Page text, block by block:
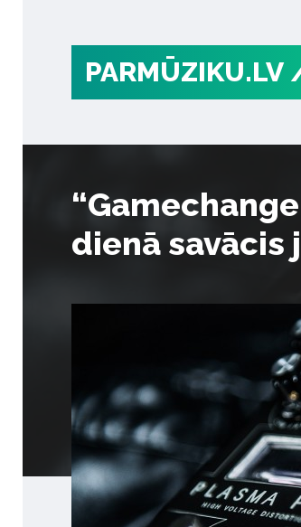
PARMŪZIKU.LV
dienā savācis